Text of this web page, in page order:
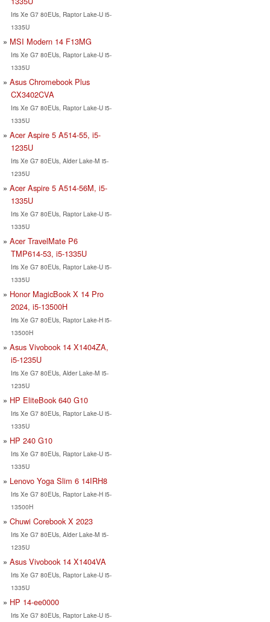
Iris Xe G7 80EUs, Raptor Lake-U i5-
1335U
MSI Modern 14 F13MG
Iris Xe G7 80EUs, Raptor Lake-U i5-
1335U
Asus Chromebook Plus
CX3402CVA
Iris Xe G7 80EUs, Raptor Lake-U i5-
1335U
Acer Aspire 5 A514-55, i5-
1235U
Iris Xe G7 80EUs, Alder Lake-M i5-
1235U
Acer Aspire 5 A514-56M, i5-
1335U
Iris Xe G7 80EUs, Raptor Lake-U i5-
1335U
Acer TravelMate P6
TMP614-53, i5-1335U
Iris Xe G7 80EUs, Raptor Lake-U i5-
1335U
Honor MagicBook X 14 Pro
2024, i5-13500H
Iris Xe G7 80EUs, Raptor Lake-H i5-
13500H
Asus Vivobook 14 X1404ZA,
i5-1235U
Iris Xe G7 80EUs, Alder Lake-M i5-
1235U
HP EliteBook 640 G10
Iris Xe G7 80EUs, Raptor Lake-U i5-
1335U
HP 240 G10
Iris Xe G7 80EUs, Raptor Lake-U i5-
1335U
Lenovo Yoga Slim 6 14IRH8
Iris Xe G7 80EUs, Raptor Lake-H i5-
13500H
Chuwi Corebook X 2023
Iris Xe G7 80EUs, Alder Lake-M i5-
1235U
Asus Vivobook 14 X1404VA
Iris Xe G7 80EUs, Raptor Lake-U i5-
1335U
HP 14-ee0000
Iris Xe G7 80EUs, Raptor Lake-U i5-